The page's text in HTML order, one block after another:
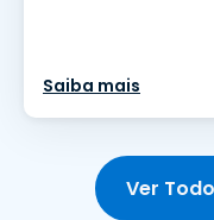
Saiba mais
Ver